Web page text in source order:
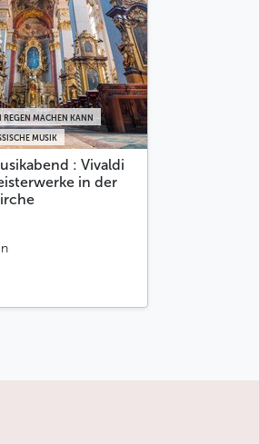
MUSIK
REGEN MACHEN KANN
: Vivaldi
in der